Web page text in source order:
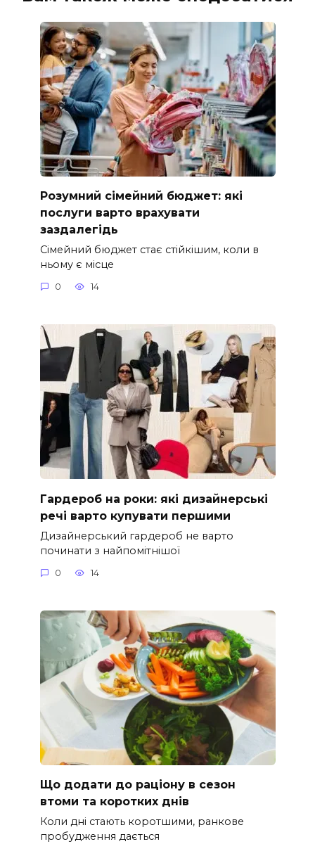
Розумний сімейний бюджет: які
послуги варто врахувати
заздалегідь
Сімейний бюджет стає стійкішим, коли в
ньому є місце
0 14
Гардероб на роки: які дизайнерські
речі варто купувати першими
Дизайнерський гардероб не варто
починати з найпомітнішої
0 14
Що додати до раціону в сезон
втоми та коротких днів
Коли дні стають коротшими, ранкове
пробудження дається